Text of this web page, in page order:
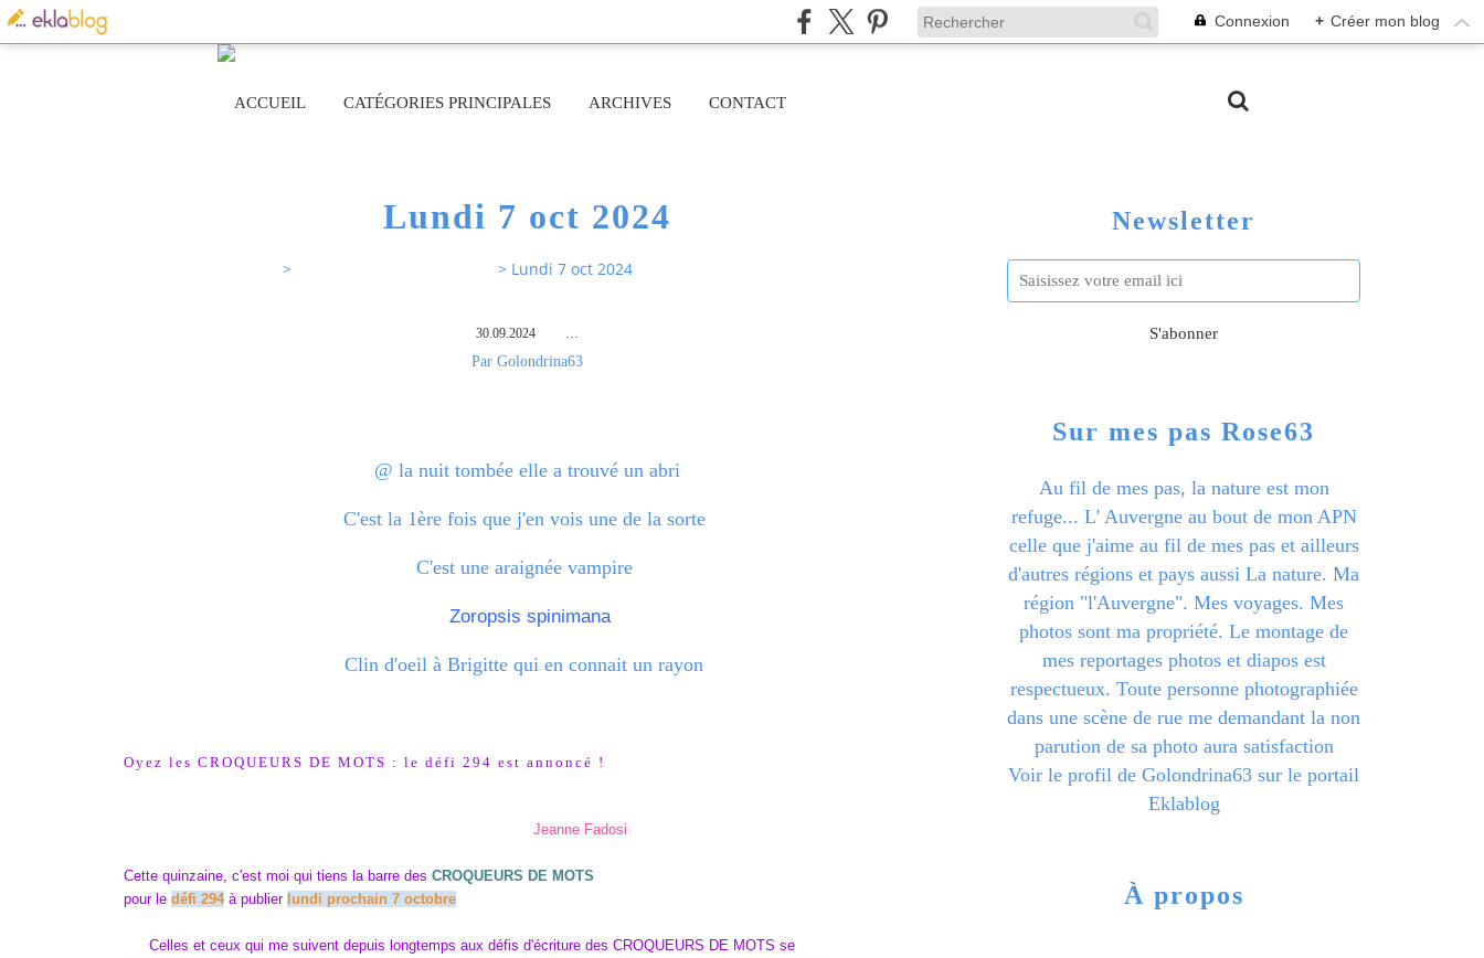
Connexion + Créer mon blog
ACCUEIL CATÉGORIES PRINCIPALES ARCHIVES CONTACT
Lundi 7 oct 2024
> > Lundi 7 oct 2024
30.09.2024
Par Golondrina63
@ la nuit tombée elle a trouvé un abri
C'est la 1ère fois que j'en vois une de la sorte
C'est une araignée vampire
Zoropsis spinimana
Clin d'oeil à Brigitte qui en connait un rayon
Oyez les CROQUEURS DE MOTS : le défi 294 est annoncé !
Jeanne Fadosi
Cette quinzaine, c'est moi qui tiens la barre des CROQUEURS DE MOTS
pour le défi 294à publier lundi prochain 7 octobre
Celles et ceux qui me suivent depuis longtemps aux défis d'écriture des CROQUEURS DE MOTS se
Newsletter
Sur mes pas Rose63
Au fil de mes pas, la nature est mon
refuge... L' Auvergne au bout de mon APN
celle que j'aime au fil de mes pas et ailleurs
d'autres régions et pays aussi La nature. Ma
région "l'Auvergne". Mes voyages. Mes
photos sont ma propriété. Le montage de
mes reportages photos et diapos est
respectueux. Toute personne photographiée
dans une scène de rue me demandant la non
parution de sa photo aura satisfaction
Voir le profil de Golondrina63 sur le portail
Eklablog
À propos